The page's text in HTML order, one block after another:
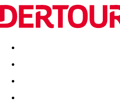
Destinatii Vacanta perfecta